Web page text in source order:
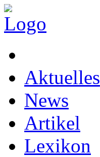
Aktuelles
News
Artikel
Lexikon